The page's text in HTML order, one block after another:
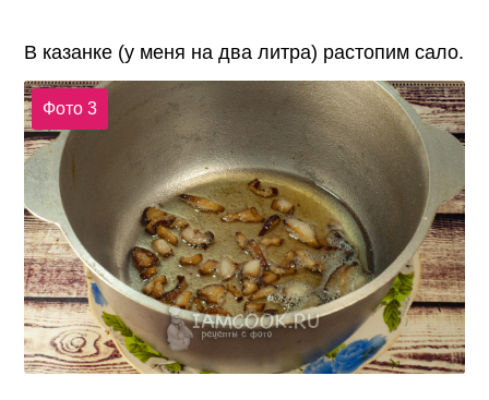
В казанке (у меня на два литра) растопим сало.
Фото 3